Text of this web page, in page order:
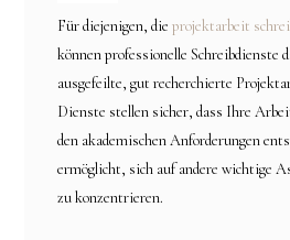
Für diejenigen, dieprojektarbeit
können professionelle Schreibdienste
ausgefeilte, gut recherchierte
Dienste stellen sicher, dass Ihre
den akademischen Anforderungen
ermöglicht, sich auf andere wichtige
zu konzentrieren.